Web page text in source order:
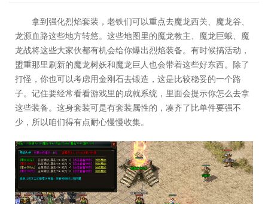
拿到强化烈焰套装，老铁们可以重点去魔龙西关、魔龙谷、
龙源血路这些地方转悠。这些地图里的魔龙教主、魔龙巨蛾、魔
龙战将这些大家伙都有机会给你爆出烈焰装备。有时候搞活动，
盟重那里刷新的魔龙树妖和魔龙巨人也会带着这些好东西。除了
打怪，你也可以考虑用金刚石去锻造，这是比较稳妥的一个路
子。记住要经常看看游戏里的成就系统，里面会提示你怎么去拿
这些装备。这身套装可是有套装属性的，凑齐了比单件要强不
少，所以咱们得有点耐心慢慢收集。